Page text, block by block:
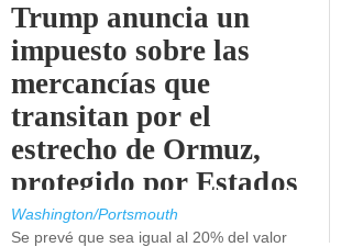
Trump anuncia un
impuesto sobre las
mercancías que
transitan por el
estrecho de Ormuz,
protegido por Estados
Unidos.
Washington/Portsmouth
Se prevé que sea igual al 20% del valor